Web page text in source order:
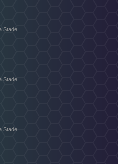
Stade
Stade
Stade